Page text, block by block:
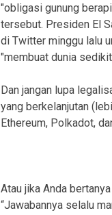
"obligasi gunung
tersebut. Presiden El
di Twitter minggu lalu
"membuat dunia
Dan jangan lupa
yang berkelanjutan
Ethereum, Polkadot,
Atau jika Anda
“Jawabannya selalu